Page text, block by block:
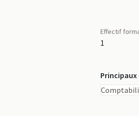
Effectif
1